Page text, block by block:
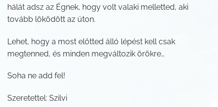
hálát adsz az Égnek, hogy volt valaki melletted, aki
tovább löködött az úton.
Lehet, hogy a most előtted álló lépést kell csak
megtenned, és minden megváltozik örökre…
Soha ne add fel!
Szeretettel: Szilvi